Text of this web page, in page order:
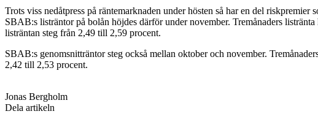
Trots viss nedåtpress på räntemarknaden under hösten så har en del
SBAB:s listräntor på bolån höjdes därför under november. Tremånaders
listräntan steg från 2,49 till 2,59 procent.
SBAB:s genomsnitträntor steg också mellan oktober och november.
2,42 till 2,53 procent.
Jonas Bergholm
Dela artikeln